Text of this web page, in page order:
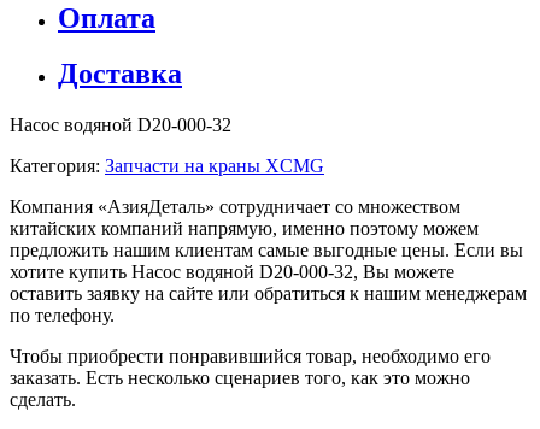
Оплата
Доставка
Насос водяной D20-000-32
Категория: Запчасти на краны XCMG
Компания «АзияДеталь» сотрудничает со множеством
китайских компаний напрямую, именно поэтому можем
предложить нашим клиентам самые выгодные цены. Если вы
хотите купить Насос водяной D20-000-32, Вы можете
оставить заявку на сайте или обратиться к нашим менеджерам
по телефону.
Чтобы приобрести понравившийся товар, необходимо его
заказать. Есть несколько сценариев того, как это можно
сделать.